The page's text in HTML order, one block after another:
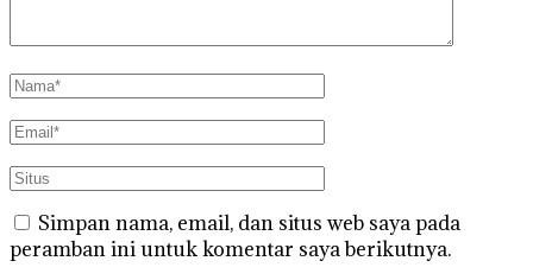
Simpan nama, email, dan situs web saya pada
peramban ini untuk komentar saya berikutnya.